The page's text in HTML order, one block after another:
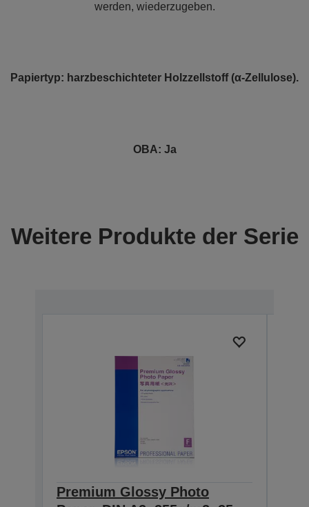
werden, wiederzugeben.
Papiertyp: harzbeschichteter Holzzellstoff (α-Zellulose).
OBA: Ja
Weitere Produkte der Serie
Premium Glossy Photo